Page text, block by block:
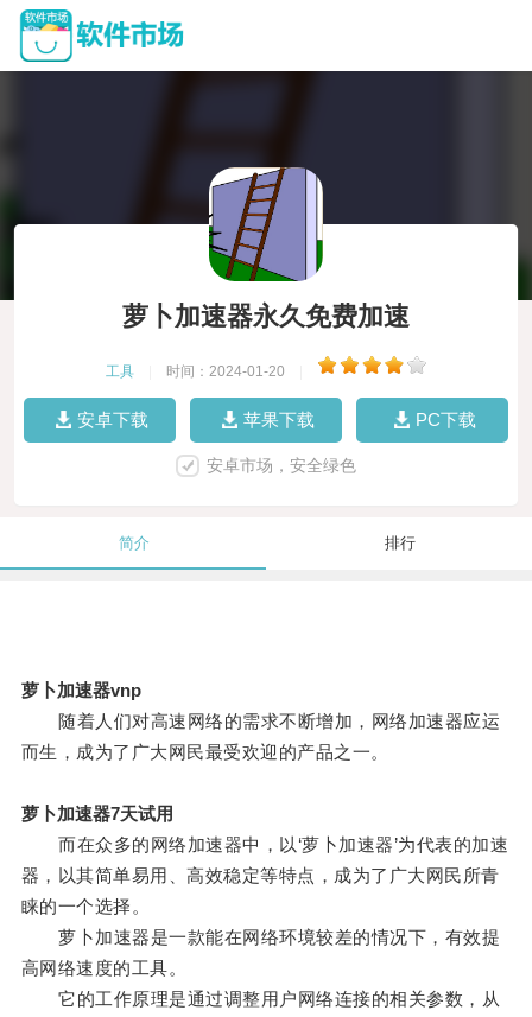
萝卜加速器永久免费加速
工具 时间：2024-01-20
安卓下载 苹果下载 PC下载
安卓市场，安全绿色
简介 排行
萝卜加速器vnp
随着人们对高速网络的需求不断增加，网络加速器应运
而生，成为了广大网民最受欢迎的产品之一。
萝卜加速器7天试用
而在众多的网络加速器中，以‘萝卜加速器’为代表的加速
器，以其简单易用、高效稳定等特点，成为了广大网民所青
睐的一个选择。
萝卜加速器是一款能在网络环境较差的情况下，有效提
高网络速度的工具。
它的工作原理是通过调整用户网络连接的相关参数，从